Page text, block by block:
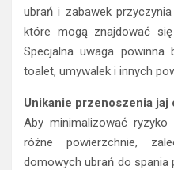
ubrań i zabawek
które mogą znajdować
Specjalna uwaga powinna
toalet, umywalek i innych
Unikanie przenoszenia jaj
Aby minimalizować
różne powierzchnie,
domowych ubrań do spania